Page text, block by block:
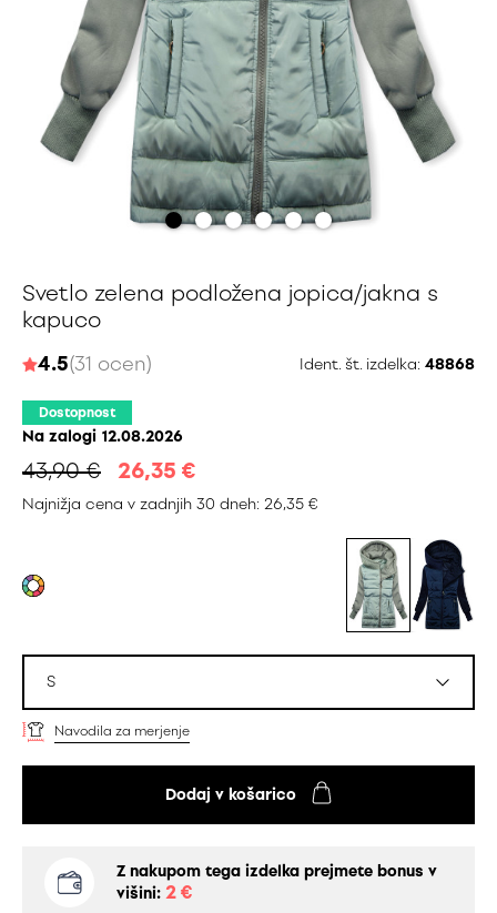
Svetlo zelena podložena jopica/jakna s
kapuco
4.5(31 ocen) Ident. št. izdelka: 48868
Dostopnost
Na zalogi 12.08.2026
43,90 € 26,35 €
Najnižja cena v zadnjih 30 dneh: 26,35 €
S
Navodila za merjenje
Dodaj v košarico
Z nakupom tega izdelka prejmete bonus v
višini: 2 €